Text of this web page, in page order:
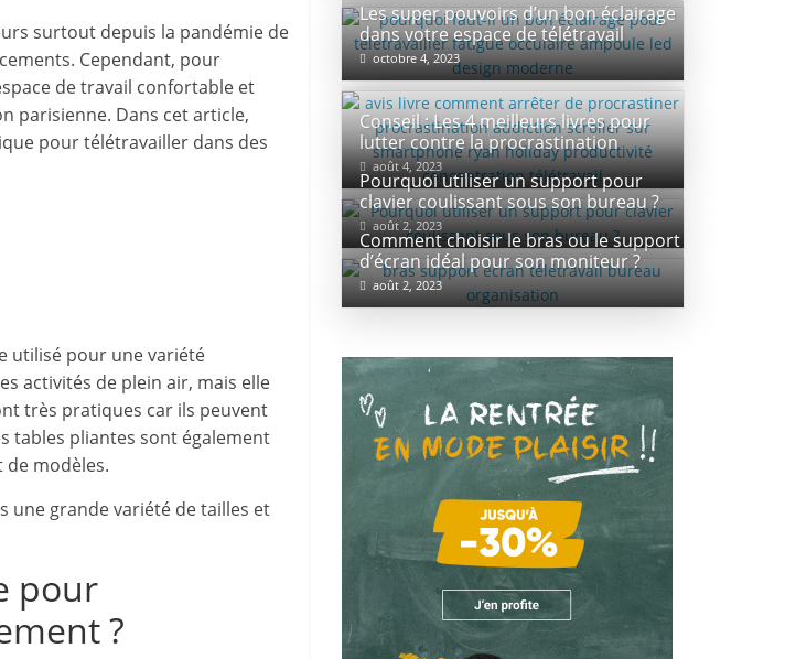
surtout depuis la pandémie de
Cependant, pour
de travail confortable et
parisienne. Dans cet article,
pour télétravailler dans des
utilisé pour une variété
activités de plein air, mais elle
très pratiques car ils peuvent
tables pliantes sont également
modèles.
une grande variété de tailles et
pour
?
Les super pouvoirs d’un bon éclairage
dans votre espace de télétravail
octobre 4, 2023
Conseil : Les 4 meilleurs livres pour
lutter contre la procrastination
août 4, 2023
Pourquoi utiliser un support pour
clavier coulissant sous son bureau ?
août 2, 2023
Comment choisir le bras ou le support
d’écran idéal pour son moniteur ?
août 2, 2023